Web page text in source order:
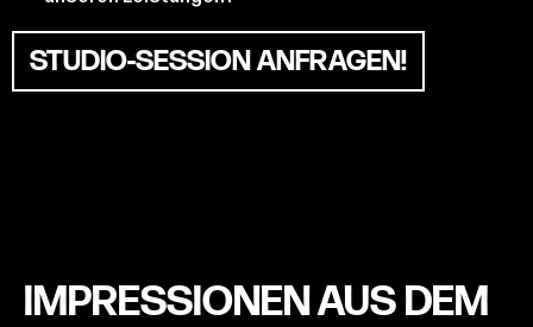
STUDIO-SESSION ANFRAGEN!
IMPRESSIONEN AUS DEM